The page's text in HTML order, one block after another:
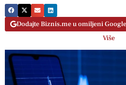
Dodajte Biznis.me u omiljeni
Više